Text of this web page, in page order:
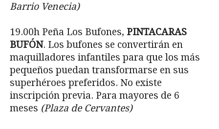
Barrio Venecia)
19.00h Peña Los Bufones, PINTACARAS
BUFÓN. Los bufones se convertirán en
maquilladores infantiles para que los más
pequeños puedan transformarse en sus
superhéroes preferidos. No existe
inscripción previa. Para mayores de 6
meses (Plaza de Cervantes)